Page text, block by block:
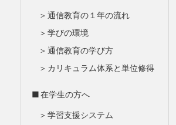
通信教育の１年の流れ
学びの環境
通信教育の学び方
カリキュラム体系と単位修得
在学生の方へ
学習支援システム